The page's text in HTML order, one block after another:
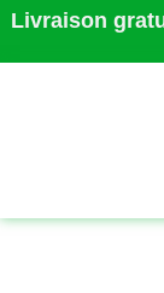
Livraison